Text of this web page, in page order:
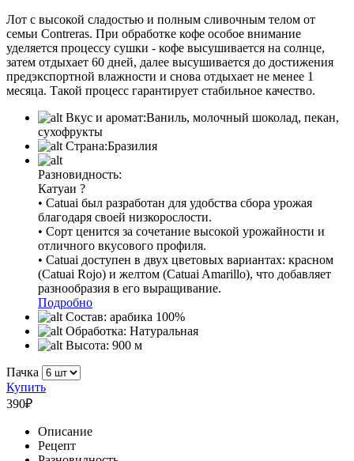
Лот с высокой сладостью и полным сливочным телом от
семьи Contreras. При обработке кофе особое внимание
уделяется процессу сушки - кофе высушивается на солнце,
затем отдыхает 60 дней, далее высушивается до достижения
предэкспортной влажности и снова отдыхает не менее 1
месяца. Такой процесс гарантирует стабильное качество.
Вкус и аромат:Ваниль, молочный шоколад, пекан,
сухофрукты
Страна:Бразилия
Разновидность:
Катуаи ?
• Catuai был разработан для удобства сбора урожая
благодаря своей низкорослости.
• Сорт ценится за сочетание высокой урожайности и
отличного вкусового профиля.
• Catuai доступен в двух цветовых вариантах: красном
(Catuai Rojo) и желтом (Catuai Amarillo), что добавляет
разнообразия в его выращивание.
Подробно
Состав: арабика 100%
Обработка: Натуральная
Высота: 900 м
Пачка
Купить
390₽
Описание
Рецепт